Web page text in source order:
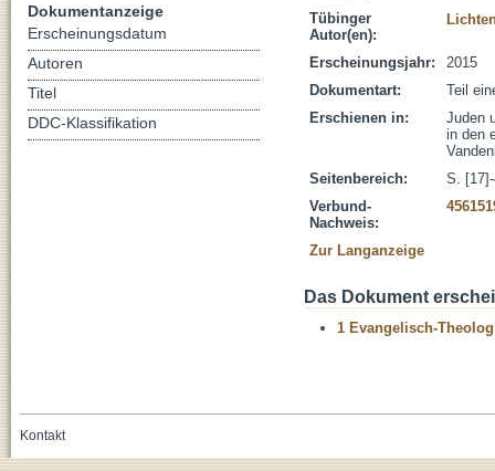
Tübinger
Autor(en):
Erscheinungsjahr:
2015
Dokumentart:
Teil
Erschienen in:
Juden
in den
Seitenbereich:
S.
Verbund-
Nachweis:
Zur Langanzeige
Das Dokument
1 Evangelisch-
Dokumentanzeige
Erscheinungsdatum
Autoren
Titel
DDC-Klassifikation
Kontakt